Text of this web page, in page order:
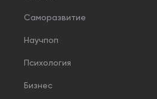
Саморазвитие
Научпоп
Психология
Бизнес